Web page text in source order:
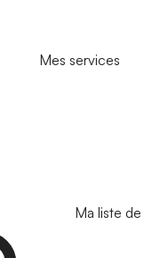
Mes services
Ma liste de